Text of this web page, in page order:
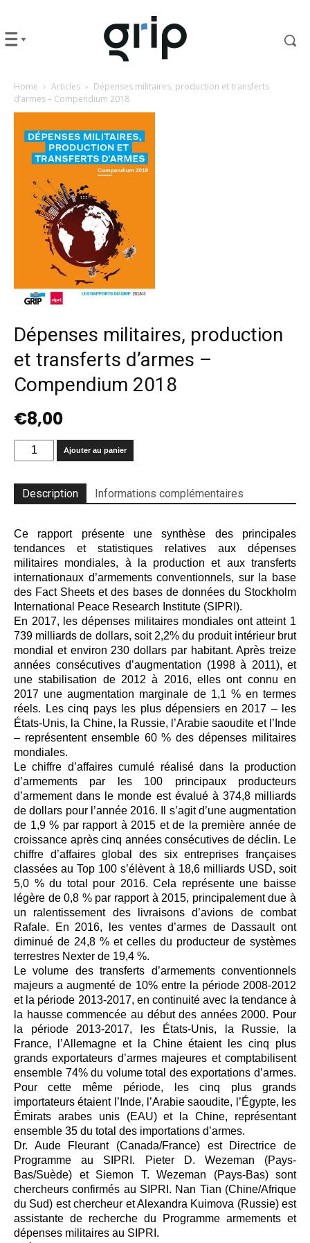
Home Articles
Dépenses militaires, production et transferts
d’armes – Compendium 2018
Dépenses militaires, production
et transferts d’armes –
Compendium 2018
€8,00
quantité
de
militaires,
production
transferts
d’armes
-
Compendium
2018
Ajouter au panier
Description Informations complémentaires
Ce rapport présente une synthèse des principales
tendances et statistiques relatives aux dépenses
militaires mondiales, à la production et aux transferts
internationaux d’armements conventionnels, sur la base
des Fact Sheets et des bases de données du Stockholm
International Peace Research Institute (SIPRI).
En 2017, les dépenses militaires mondiales ont atteint 1
739 milliards de dollars, soit 2,2% du produit intérieur brut
mondial et environ 230 dollars par habitant. Après treize
années consécutives d’augmentation (1998 à 2011), et
une stabilisation de 2012 à 2016, elles ont connu en
2017 une augmentation marginale de 1,1 % en termes
réels. Les cinq pays les plus dépensiers en 2017 – les
États-Unis, la Chine, la Russie, l’Arabie saoudite et l’Inde
– représentent ensemble 60 % des dépenses militaires
mondiales.
Le chiffre d’affaires cumulé réalisé dans la production
d’armements par les 100 principaux producteurs
d’armement dans le monde est évalué à 374,8 milliards
de dollars pour l’année 2016. Il s’agit d’une augmentation
de 1,9 % par rapport à 2015 et de la première année de
croissance après cinq années consécutives de déclin. Le
chiffre d’affaires global des six entreprises françaises
classées au Top 100 s’élèvent à 18,6 milliards USD, soit
5,0 % du total pour 2016. Cela représente une baisse
légère de 0,8 % par rapport à 2015, principalement due à
un ralentissement des livraisons d’avions de combat
Rafale. En 2016, les ventes d’armes de Dassault ont
diminué de 24,8 % et celles du producteur de systèmes
terrestres Nexter de 19,4 %.
Le volume des transferts d’armements conventionnels
majeurs a augmenté de 10% entre la période 2008-2012
et la période 2013-2017, en continuité avec la tendance à
la hausse commencée au début des années 2000. Pour
la période 2013-2017, les États-Unis, la Russie, la
France, l’Allemagne et la Chine étaient les cinq plus
grands exportateurs d’armes majeures et comptabilisent
ensemble 74% du volume total des exportations d’armes.
Pour cette même période, les cinq plus grands
importateurs étaient l’Inde, l’Arabie saoudite, l’Égypte, les
Émirats arabes unis (EAU) et la Chine, représentant
ensemble 35 du total des importations d’armes.
Dr. Aude Fleurant (Canada/France) est Directrice de
Programme au SIPRI. Pieter D. Wezeman (Pays-
Bas/Suède) et Siemon T. Wezeman (Pays-Bas) sont
chercheurs confirmés au SIPRI. Nan Tian (Chine/Afrique
du Sud) est chercheur et Alexandra Kuimova (Russie) est
assistante de recherche du Programme armements et
dépenses militaires au SIPRI.